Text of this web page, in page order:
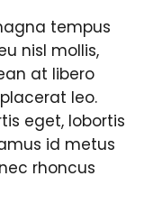
tempus
nisl mollis,
at libero
leo.
eget, lobortis
id metus
rhoncus